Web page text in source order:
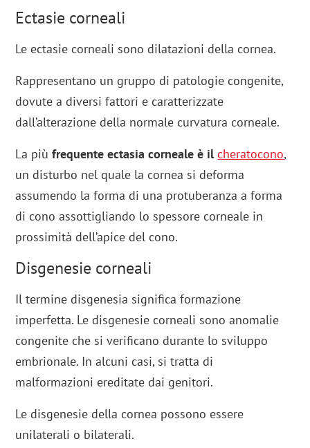
Ectasie corneali
Le ectasie corneali sono dilatazioni della cornea.
Rappresentano un gruppo di patologie congenite,
dovute a diversi fattori e caratterizzate
dall’alterazione della normale curvatura corneale.
La piùfrequente ectasia corneale è ilcheratocono,
un disturbo nel quale la cornea si deforma
assumendo la forma di una protuberanza a forma
di cono assottigliando lo spessore corneale in
prossimità dell’apice del cono.
Disgenesie corneali
Il termine disgenesia significa formazione
imperfetta. Le disgenesie corneali sono anomalie
congenite che si verificano durante lo sviluppo
embrionale. In alcuni casi, si tratta di
malformazioni ereditate dai genitori.
Le disgenesie della cornea possono essere
unilaterali o bilaterali.